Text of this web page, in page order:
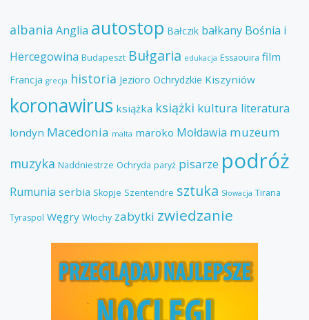
albania Anglia autostop Bałczik bałkany Bośnia i
Hercegowina Budapeszt Bułgaria edukacja Essaouira film
Francja grecja historia Jezioro Ochrydzkie Kiszyniów
koronawirus książka książki kultura literatura
londyn Macedonia malta maroko Mołdawia muzeum
muzyka Naddniestrze Ochryda paryż pisarze podróż
Rumunia serbia Skopje Szentendre sztuka Słowacja Tirana
Tyraspol Węgry Włochy zabytki zwiedzanie